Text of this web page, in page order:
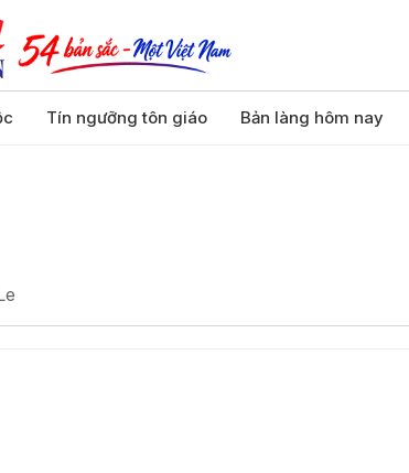
Tín ngưỡng tôn giáo Bản làng hôm nay